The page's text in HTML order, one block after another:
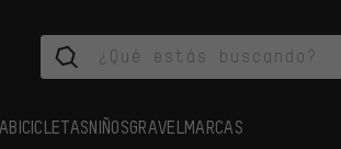
BICICLETASNIÑOSGRAVEL MARCAS